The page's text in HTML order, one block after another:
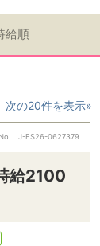
給順
次の20件を表示»
J-ES26-0627379
給2100